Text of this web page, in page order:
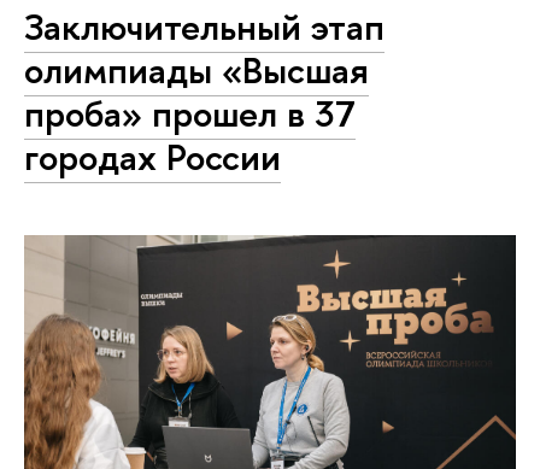
Заключительный этап
олимпиады «Высшая
проба» прошел в 37
городах России